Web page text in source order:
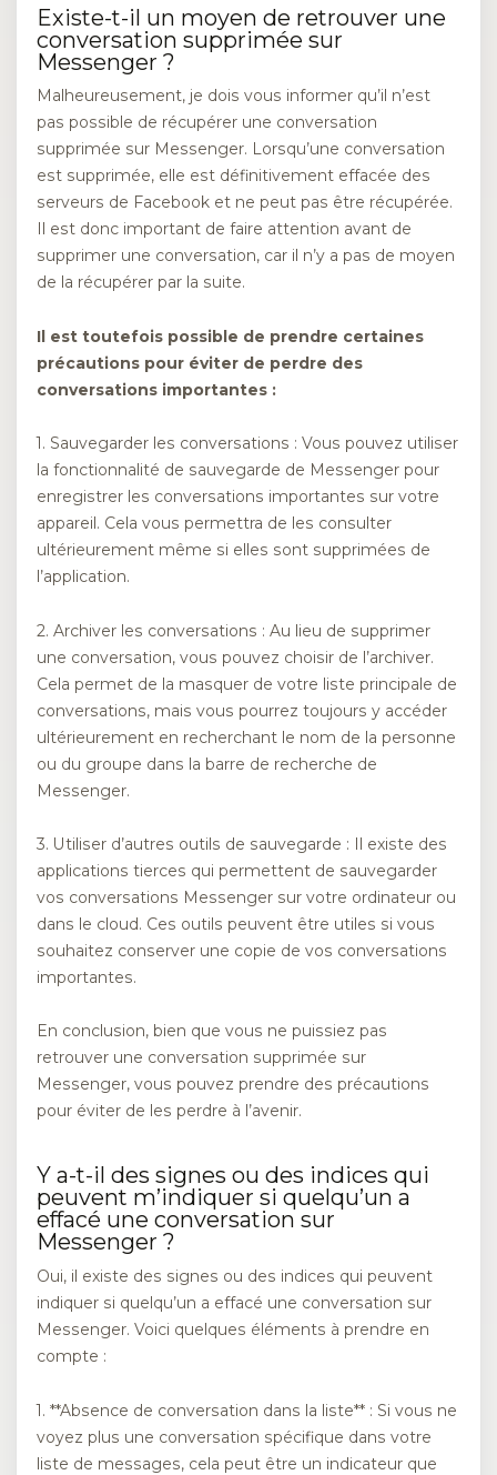
Existe-t-il un moyen de retrouver une
conversation supprimée sur
Messenger ?
Malheureusement, je dois vous informer qu’il n’est
pas possible de récupérer une conversation
supprimée sur Messenger. Lorsqu’une conversation
est supprimée, elle est définitivement effacée des
serveurs de Facebook et ne peut pas être récupérée.
Il est donc important de faire attention avant de
supprimer une conversation, car il n’y a pas de moyen
de la récupérer par la suite.
Il est toutefois possible de prendre certaines
précautions pour éviter de perdre des
conversations importantes :
1. Sauvegarder les conversations : Vous pouvez utiliser
la fonctionnalité de sauvegarde de Messenger pour
enregistrer les conversations importantes sur votre
appareil. Cela vous permettra de les consulter
ultérieurement même si elles sont supprimées de
l’application.
2. Archiver les conversations : Au lieu de supprimer
une conversation, vous pouvez choisir de l’archiver.
Cela permet de la masquer de votre liste principale de
conversations, mais vous pourrez toujours y accéder
ultérieurement en recherchant le nom de la personne
ou du groupe dans la barre de recherche de
Messenger.
3. Utiliser d’autres outils de sauvegarde : Il existe des
applications tierces qui permettent de sauvegarder
vos conversations Messenger sur votre ordinateur ou
dans le cloud. Ces outils peuvent être utiles si vous
souhaitez conserver une copie de vos conversations
importantes.
En conclusion, bien que vous ne puissiez pas
retrouver une conversation supprimée sur
Messenger, vous pouvez prendre des précautions
pour éviter de les perdre à l’avenir.
Y a-t-il des signes ou des indices qui
peuvent m’indiquer si quelqu’un a
effacé une conversation sur
Messenger ?
Oui, il existe des signes ou des indices qui peuvent
indiquer si quelqu’un a effacé une conversation sur
Messenger. Voici quelques éléments à prendre en
compte :
1. **Absence de conversation dans la liste** : Si vous ne
voyez plus une conversation spécifique dans votre
liste de messages, cela peut être un indicateur que